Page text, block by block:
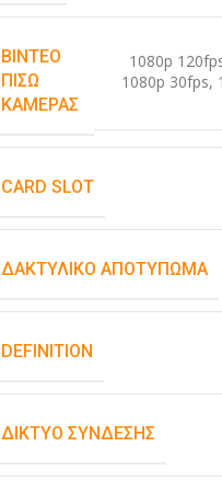
ΒΊΝΤΕΟ
ΠΊΣΩ
ΚΆΜΕΡΑΣ
1080p
1080p 30fps,
CARD SLOT
ΔΑΚΤΥΛΙΚΌ ΑΠΟΤΎΠΩΜΑ
DEFINITION
ΔΊΚΤΥΟ ΣΎΝΔΕΣΗΣ